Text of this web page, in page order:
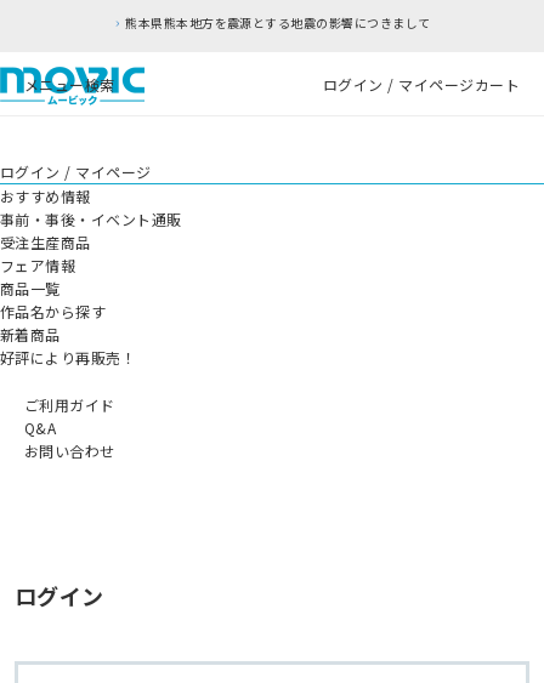
熊本県熊本地方を震源とする地震の影響につきまして
メニュー検索 ログイン / マイページカート
ログイン / マイページ
おすすめ情報
事前・事後・イベント通販
受注生産商品
フェア情報
商品一覧
作品名から探す
新着商品
好評により再販売！
ご利用ガイド
Q&A
お問い合わせ
ログイン